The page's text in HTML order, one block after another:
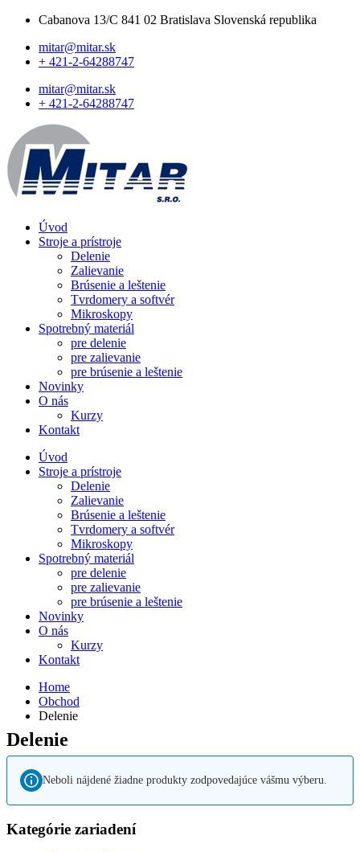
Cabanova 13/C 841 02 Bratislava Slovenská republika
mitar@mitar.sk
+ 421-2-64288747
mitar@mitar.sk
+ 421-2-64288747
Úvod
Stroje a prístroje
Delenie
Zalievanie
Brúsenie a leštenie
Tvrdomery a softvér
Mikroskopy
Spotrebný materiál
pre delenie
pre zalievanie
pre brúsenie a leštenie
Novinky
O nás
Kurzy
Kontakt
Úvod
Stroje a prístroje
Delenie
Zalievanie
Brúsenie a leštenie
Tvrdomery a softvér
Mikroskopy
Spotrebný materiál
pre delenie
pre zalievanie
pre brúsenie a leštenie
Novinky
O nás
Kurzy
Kontakt
Home
Obchod
Delenie
Delenie
Neboli nájdené žiadne produkty zodpovedajúce vášmu výberu.
Kategórie zariadení